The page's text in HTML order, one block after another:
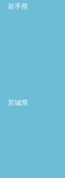
岩手県
宮城県